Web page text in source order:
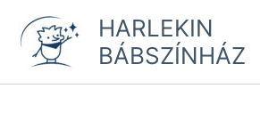
content
HARLEKIN
BÁBSZÍNHÁZ